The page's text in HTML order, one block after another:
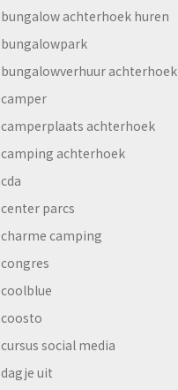
bungalow achterhoek huren
bungalowpark
bungalowverhuur achterhoek
camper
camperplaats achterhoek
camping achterhoek
cda
center parcs
charme camping
congres
coolblue
coosto
cursus social media
dagje uit